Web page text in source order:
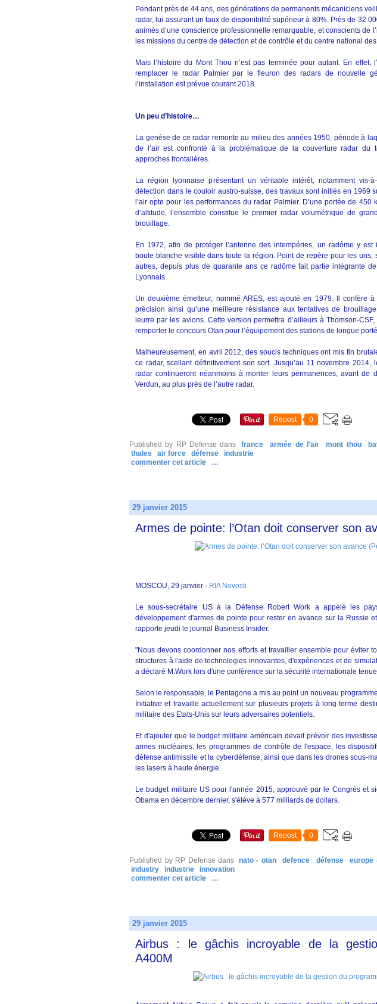
Pendant près de 44 ans, des générations de permanents mécaniciens
radar, lui assurant un taux de disponibilité supérieur à 80%. Près de 32
animés d’une conscience professionnelle remarquable, et conscients de
les missions du centre de détection et de contrôle et du centre national
Mais l’histoire du Mont Thou n’est pas terminée pour autant. En effet,
remplacer le radar Palmier par le fleuron des radars de nouvelle
l’installation est prévue courant 2018.
Un peu d’histoire…
La genèse de ce radar remonte au milieu des années 1950, période à
de l’air est confronté à la problématique de la couverture radar du
approches frontalières.
La région lyonnaise présentant un véritable intérêt, notamment vis-
détection dans le couloir austro-suisse, des travaux sont initiés en 1969
l’air opte pour les performances du radar Palmier. D’une portée de 450
d’altitude, l’ensemble constitue le premier radar volumétrique de
brouillage.
En 1972, afin de protéger l’antenne des intempéries, un radôme y est
boule blanche visible dans toute la région. Point de repère pour les uns,
autres, depuis plus de quarante ans ce radôme fait partie intégrante
Lyonnais.
Un deuxième émetteur, nommé ARES, est ajouté en 1979. Il confère
précision ainsi qu’une meilleure résistance aux tentatives de
leurre par les avions. Cette version permettra d’ailleurs à Thomson-
remporter le concours Otan pour l’équipement des stations de longue
Malheureusement, en avril 2012, des soucis techniques ont mis fin
ce radar, scellant définitivement son sort. Jusqu’au 11 novembre 2014,
radar continueront néanmoins à monter leurs permanences, avant de
Verdun, au plus près de l’autre radar.
Repost 0
Published by RP Defense dans france armée de l'air mont thou
thales
air force défense
industrie
commenter cet article
…
29 janvier 2015
Armes de pointe: l’Otan doit conserver son
MOSCOU, 29 janvier - RIA Novosti
Le sous-secrétaire US à la Défense Robert Work a appelé les
développement d'armes de pointe pour rester en avance sur la Russie
rapporte jeudi le journal Business Insider.
"Nous devons coordonner nos efforts et travailler ensemble pour éviter
structures à l'aide de technologies innovantes, d'expériences et de
a déclaré M.Work lors d'une conférence sur la sécurité internationale
Selon le responsable, le Pentagone a mis au point un nouveau
Initiative et travaille actuellement sur plusieurs projets à long terme
militaire des Etats-Unis sur leurs adversaires potentiels.
Et d'ajouter que le budget militaire américain devait prévoir des
armes nucléaires, les programmes de contrôle de l'espace, les
défense antimissile et la cyberdéfense, ainsi que dans les drones sous-
les lasers à haute énergie.
Le budget militaire US pour l'année 2015, approuvé par le Congrès et
Obama en décembre dernier, s'élève à 577 milliards de dollars.
Repost 0
Published by RP Defense dans nato - otan defence défense europe
industry
industrie
innovation
commenter cet article
…
29 janvier 2015
Airbus : le gâchis incroyable de la
A400M